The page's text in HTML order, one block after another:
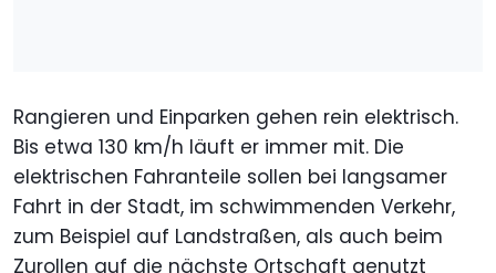
Rangieren und Einparken gehen rein elektrisch.
Bis etwa 130 km/h läuft er immer mit. Die
elektrischen Fahranteile sollen bei langsamer
Fahrt in der Stadt, im schwimmenden Verkehr,
zum Beispiel auf Landstraßen, als auch beim
Zurollen auf die nächste Ortschaft genutzt